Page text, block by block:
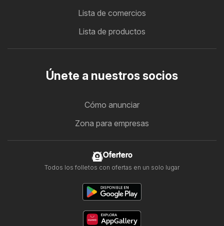
Lista de comercios
Lista de productos
Únete a nuestros socios
Cómo anunciar
Zona para empresas
Ofertero
Todos los folletos con ofertas en un solo lugar